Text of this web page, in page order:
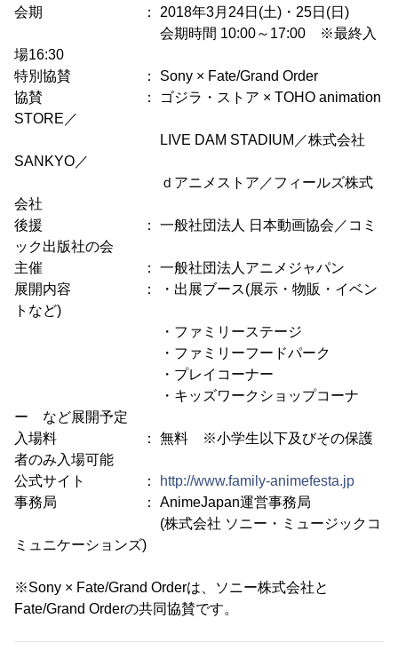
会期 ： 2018年3月24日(土)・25日(日)
会期時間 10:00～17:00 ※最終入
場16:30
特別協賛 ： Sony × Fate/Grand Order
協賛 ： ゴジラ・ストア × TOHO animation
STORE／
LIVE DAM STADIUM／株式会社
SANKYO／
ｄアニメストア／フィールズ株式
会社
後援 ： 一般社団法人 日本動画協会／コミ
ック出版社の会
主催 ： 一般社団法人アニメジャパン
展開内容 ： ・出展ブース(展示・物販・イベン
トなど)
・ファミリーステージ
・ファミリーフードパーク
・プレイコーナー
・キッズワークショップコーナ
ー など展開予定
入場料 ： 無料 ※小学生以下及びその保護
者のみ入場可能
公式サイト ：
http://www.family-animefesta.jp
事務局 ： AnimeJapan運営事務局
(株式会社 ソニー・ミュージックコ
ミュニケーションズ)
※Sony × Fate/Grand Orderは、ソニー株式会社と
Fate/Grand Orderの共同協賛です。